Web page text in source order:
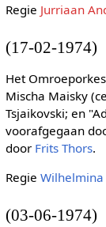
Regie Jurriaan
(17-02-1974)
Het
Mischa Maisky
Tsjaikovski; en
voorafgegaan
door Frits Thors.
Regie
(03-06-1974)